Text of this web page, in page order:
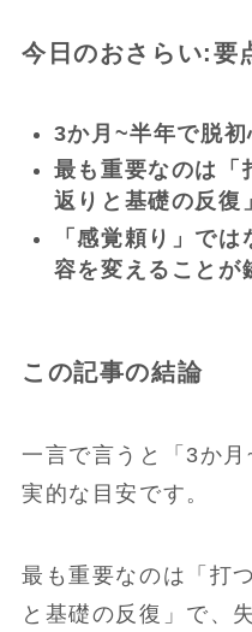
今日のおさらい:要
3か月~半年で脱
最も重要なのは「
返りと基礎の反復
「感覚頼り」で
容を変えることが
この記事の結論
一言で言うと「3か
実的な目安です。
最も重要なのは「打
と基礎の反復」で、